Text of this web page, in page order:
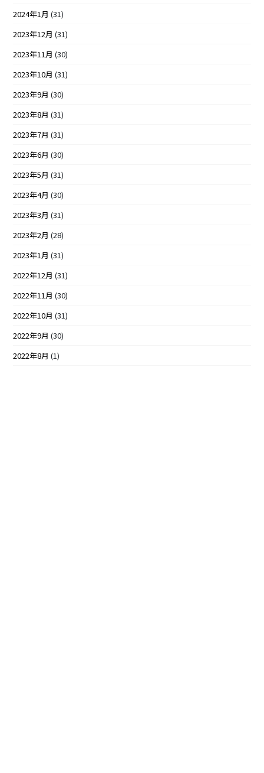
2024年1月 (31)
2023年12月 (31)
2023年11月 (30)
2023年10月 (31)
2023年9月 (30)
2023年8月 (31)
2023年7月 (31)
2023年6月 (30)
2023年5月 (31)
2023年4月 (30)
2023年3月 (31)
2023年2月 (28)
2023年1月 (31)
2022年12月 (31)
2022年11月 (30)
2022年10月 (31)
2022年9月 (30)
2022年8月 (1)